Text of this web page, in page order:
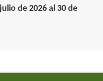
de 2026 al 30 de